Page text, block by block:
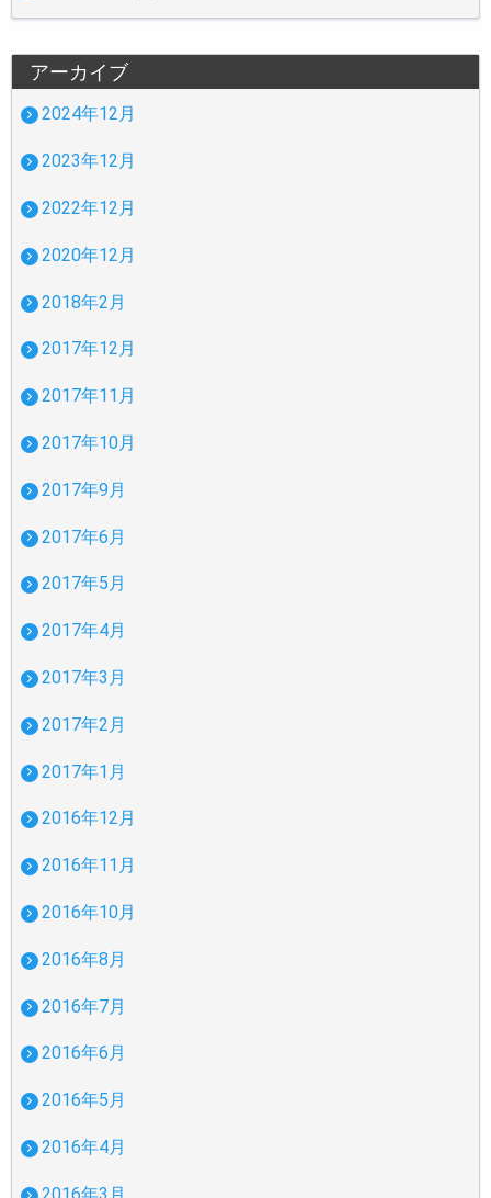
アーカイブ
2024年12月
2023年12月
2022年12月
2020年12月
2018年2月
2017年12月
2017年11月
2017年10月
2017年9月
2017年6月
2017年5月
2017年4月
2017年3月
2017年2月
2017年1月
2016年12月
2016年11月
2016年10月
2016年8月
2016年7月
2016年6月
2016年5月
2016年4月